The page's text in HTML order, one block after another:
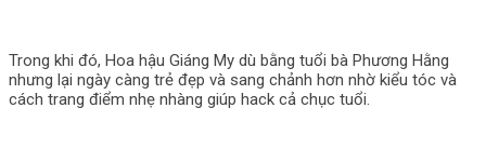
Trong khi đó, Hoa hậu Giáng My dù bằng tuổi bà Phương Hằng
nhưng lại ngày càng trẻ đẹp và sang chảnh hơn nhờ kiểu tóc và
cách trang điểm nhẹ nhàng giúp hack cả chục tuổi.